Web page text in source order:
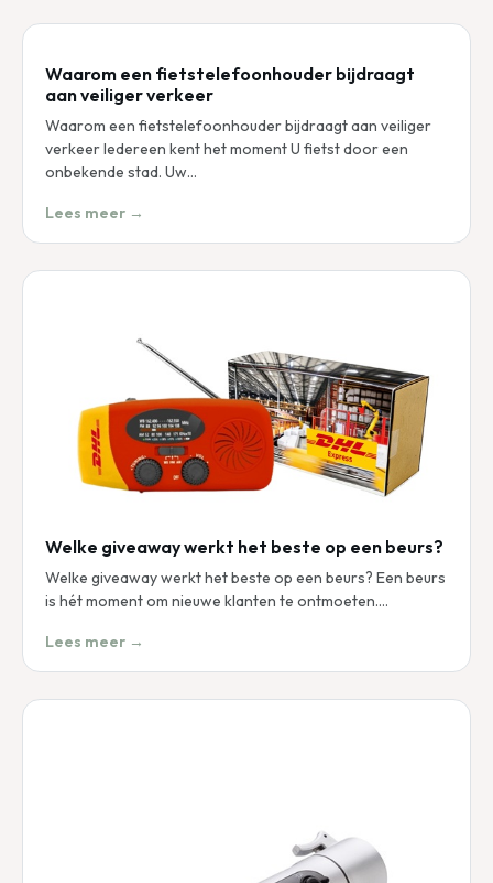
Waarom een fietstelefoonhouder bijdraagt
aan veiliger verkeer
Waarom een fietstelefoonhouder bijdraagt aan veiliger
verkeer Iedereen kent het moment U fietst door een
onbekende stad. Uw…
Lees meer →
Welke giveaway werkt het beste op een beurs?
Welke giveaway werkt het beste op een beurs? Een beurs
is hét moment om nieuwe klanten te ontmoeten.…
Lees meer →